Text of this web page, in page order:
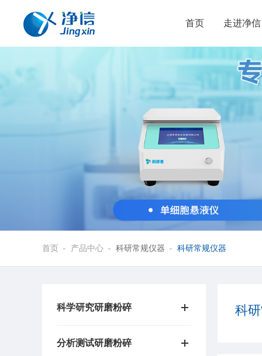
首页 走进净信
首页 产品中心 科研常规仪器 科研常规仪器
科学研究研磨粉碎
分析测试研磨粉碎
科